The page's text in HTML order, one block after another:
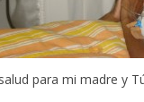
para mi madre y